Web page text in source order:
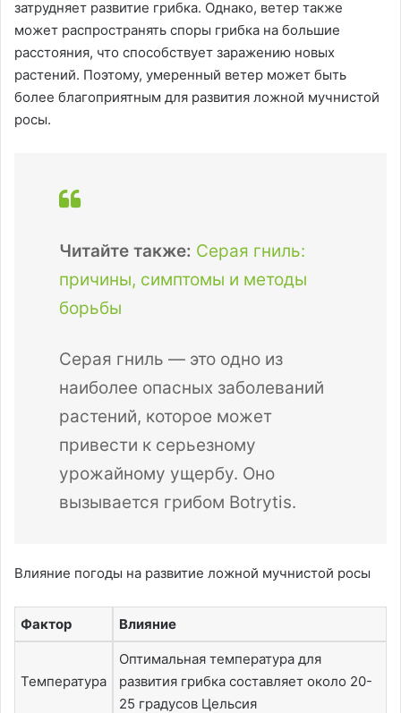
затрудняет развитие грибка. Однако, ветер также
может распространять споры грибка на большие
расстояния, что способствует заражению новых
растений. Поэтому, умеренный ветер может быть
более благоприятным для развития ложной мучнистой
росы.
Читайте также: Серая гниль:
причины, симптомы и методы
борьбы
Серая гниль — это одно из
наиболее опасных заболеваний
растений, которое может
привести к серьезному
урожайному ущербу. Оно
вызывается грибом Botrytis.
Влияние погоды на развитие ложной мучнистой росы
Фактор Влияние
Температура
Оптимальная температура для
развития грибка составляет около 20-
25 градусов Цельсия